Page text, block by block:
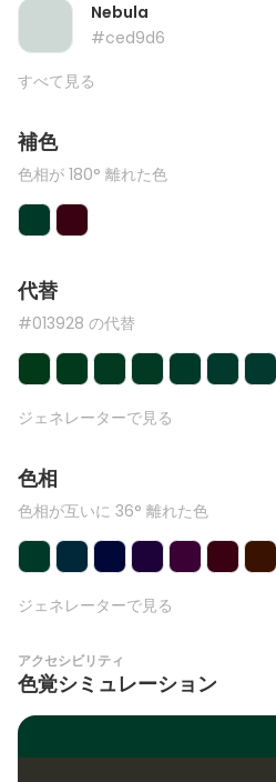
Nebula
#ced9d6
すべて見る
補色
色相が 180° 離れた色
代替
#013928 の代替
ジェネレーターで見る
色相
色相が互いに 36° 離れた色
ジェネレーターで見る
アクセシビリティ
色覚シミュレーション